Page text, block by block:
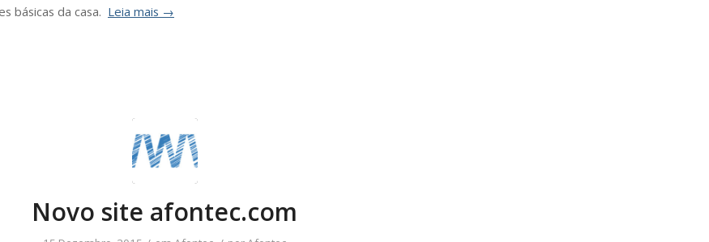
básicas da casa. Leia mais →
Novo site afontec.com